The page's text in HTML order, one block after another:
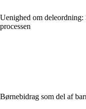
Uenighed om deleordning:
processen
Børnebidrag som del af